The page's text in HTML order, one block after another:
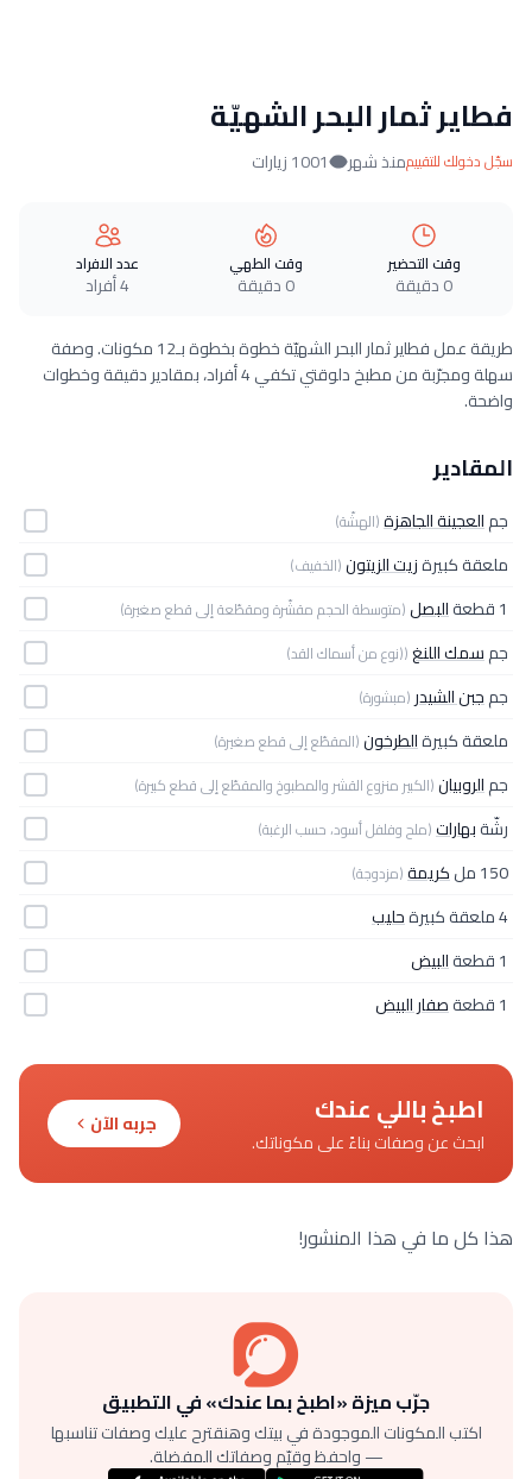
فطاير ثمار البحر الشهيّة
سجّل دخولك للتقييممنذ شهر 1001 زيارات
وقت التحضير
0 دقيقة
وقت الطهي
0 دقيقة
عدد الافراد
4 أفراد
طريقة عمل فطاير ثمار البحر الشهيّة خطوة بخطوة بـ12 مكونات. وصفة
سهلة ومجرّبة من مطبخ دلوقتي تكفي 4 أفراد، بمقادير دقيقة وخطوات
واضحة.
المقادير
جمالعجينة الجاهزة(الهشّة)
ملعقة كبيرةزيت الزيتون(الخفيف)
1 قطعة البصل(متوسطة الحجم مقشّرة ومقطّعة إلى قطع صغيرة)
جمسمك اللنغ((نوع من أسماك القد)
جمجبن الشيدر (مبشورة)
ملعقة كبيرةالطرخون(المقطّع إلى قطع صغيرة)
جمالروبيان(الكبير منزوع القشر والمطبوخ والمقطّع إلى قطع كبيرة)
رشّةبهارات(ملح وفلفل أسود، حسب الرغبة)
150 مل كريمة(مزدوجة)
4 ملعقة كبيرة
حليب
1 قطعة
البيض
1 قطعة
صفار البيض
اطبخ باللي عندك
ابحث عن وصفات بناءً على مكوناتك.
جربه الآن
هذا كل ما في هذا المنشور!
جرّب ميزة «اطبخ بما عندك» في التطبيق
اكتب المكونات الموجودة في بيتك وهنقترح عليك وصفات تناسبها
— واحفظ وقيّم وصفاتك المفضلة.